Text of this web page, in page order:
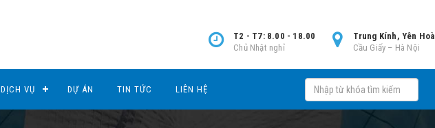
Trung Kính, Yên Hoà
Cầu Giấy – Hà Nội
T2 - T7: 8.00 - 18.00
Chủ Nhật nghỉ
DỊCH VỤ DỰ ÁN TIN TỨC LIÊN HỆ